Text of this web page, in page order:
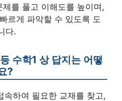
를 풀고 이해도를 높이며,
르게 파악할 수 있도록 도
다.
수학1 상 답지는 어떻
?
속하여 필요한 교재를 찾고,